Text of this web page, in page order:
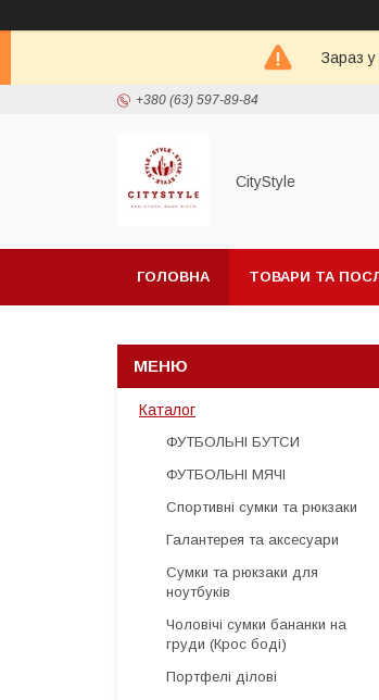
Зараз
+380 (63) 597-89-84
CityStylе
ГОЛОВНА ТОВАРИ ТА
Каталог
ФУТБОЛЬНІ БУТСИ
ФУТБОЛЬНІ МЯЧІ
Спортивні сумки та рюкзаки
Галантерея та аксесуари
Сумки та рюкзаки для
ноутбуків
Чоловічі сумки бананки на
груди (Крос боді)
Портфелі ділові